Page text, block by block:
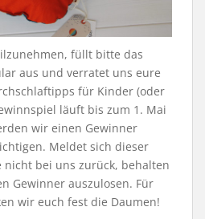
füllt bitte das
aus und verratet uns eure
für Kinder (oder
läuft bis zum 1. Mai
wir einen Gewinner
Meldet sich dieser
nicht bei uns zurück, behalten
Gewinner auszulosen. Für
wir euch fest die Daumen!